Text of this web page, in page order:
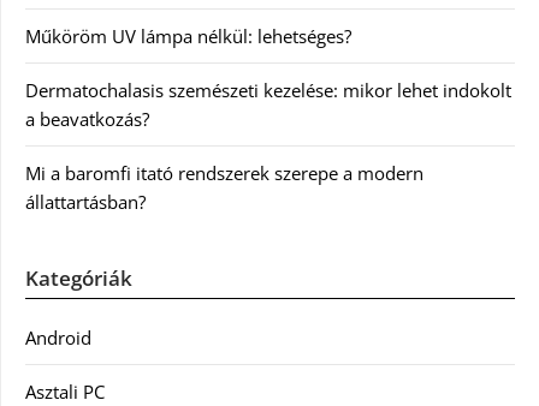
Műköröm UV lámpa nélkül: lehetséges?
Dermatochalasis szemészeti kezelése: mikor lehet indokolt
a beavatkozás?
Mi a baromfi itató rendszerek szerepe a modern
állattartásban?
Kategóriák
Android
Asztali PC